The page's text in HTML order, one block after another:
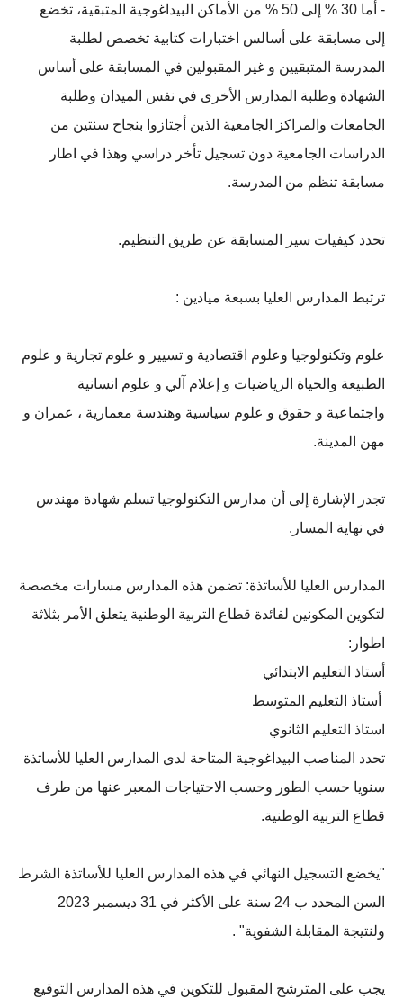
- أما 30 % إلى 50 % من الأماكن البيداغوجية المتبقية، تخضع
إلى مسابقة على أسالس اختبارات كتابية تخصص لطلبة
المدرسة المتبقيين و غير المقبولين في المسابقة على أساس
الشهادة وطلبة المدارس الأخرى في نفس الميدان وطلبة
الجامعات والمراكز الجامعية الذين أجتازوا بنجاح سنتين من
الدراسات الجامعية دون تسجيل تأخر دراسي وهذا في اطار
مسابقة تنظم من المدرسة.
تحدد كيفيات سير المسابقة عن طريق التنظيم.
ترتبط المدارس العليا بسبعة ميادين :
علوم وتكنولوجيا وعلوم اقتصادية و تسيير و علوم تجارية و علوم
الطبيعة والحياة الرياضيات و إعلام آلي و علوم انسانية
واجتماعية و حقوق و علوم سياسية وهندسة معمارية ، عمران و
مهن المدينة.
تجدر الإشارة إلى أن مدارس التكنولوجيا تسلم شهادة مهندس
في نهاية المسار.
المدارس العليا للأساتذة: تضمن هذه المدارس مسارات مخصصة
لتكوين المكونين لفائدة قطاع التربية الوطنية يتعلق الأمر بثلاثة
اطوار:
أستاذ التعليم الابتدائي
أستاذ التعليم المتوسط
استاذ التعليم الثانوي
تحدد المناصب البيداغوجية المتاحة لدى المدارس العليا للأساتذة
سنويا حسب الطور وحسب الاحتياجات المعبر عنها من طرف
قطاع التربية الوطنية.
"يخضع التسجيل النهائي في هذه المدارس العليا للأساتذة الشرط
السن المحدد ب 24 سنة على الأكثر في 31 ديسمبر 2023
ولنتيجة المقابلة الشفوية" .
يجب على المترشح المقبول للتكوين في هذه المدارس التوقيع